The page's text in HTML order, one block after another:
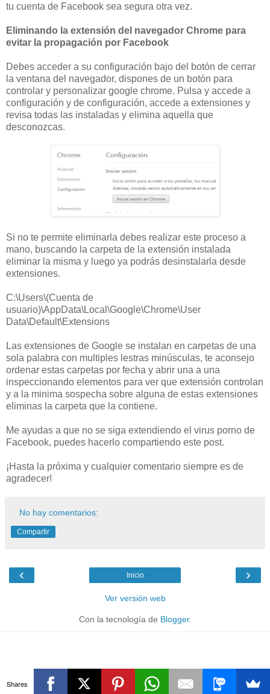
tu cuenta de Facebook sea segura otra vez.
Eliminando la extensión del navegador Chrome para
evitar la propagación por Facebook
Debes acceder a su configuración bajo del botón de cerrar
la ventana del navegador, dispones de un botón para
controlar y personalizar google chrome. Pulsa y accede a
configuración y de configuración, accede a extensiones y
revisa todas las instaladas y elimina aquella que
desconozcas.
Si no te permite eliminarla debes realizar este proceso a
mano, buscando la carpeta de la extensión instalada
eliminar la misma y luego ya podrás desinstalarla desde
extensiones.
C:\Users\(Cuenta de
usuario)\AppData\Local\Google\Chrome\User
Data\Default\Extensions
Las extensiones de Google se instalan en carpetas de una
sola palabra con multiples lestras minúsculas, te aconsejo
ordenar estas carpetas por fecha y abrir una a una
inspeccionando elementos para ver que extensión controlan
y a la minima sospecha sobre alguna de estas extensiones
eliminas la carpeta que la contiene.
Me ayudas a que no se siga extendiendo el virus porno de
Facebook, puedes hacerlo compartiendo este post.
¡Hasta la próxima y cualquier comentario siempre es de
agradecer!
No hay comentarios:
Compartir
‹ ›
Inicio
Ver versión web
Con la tecnología de Blogger.
Shares